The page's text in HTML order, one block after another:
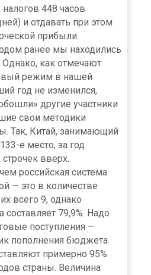
налогов 448 часов
и отдавать при этом
прибыли.
ранее мы находились
Однако, как отмечают
режим в нашей
год не изменился,
другие участники
свои методики
Так, Китай, занимающий
е место, за год
вверх.
российская система
— это в количестве
всего 9, однако
составляет 79,9%. Надо
поступления —
пополнения бюджета
примерно 95%
страны. Величина